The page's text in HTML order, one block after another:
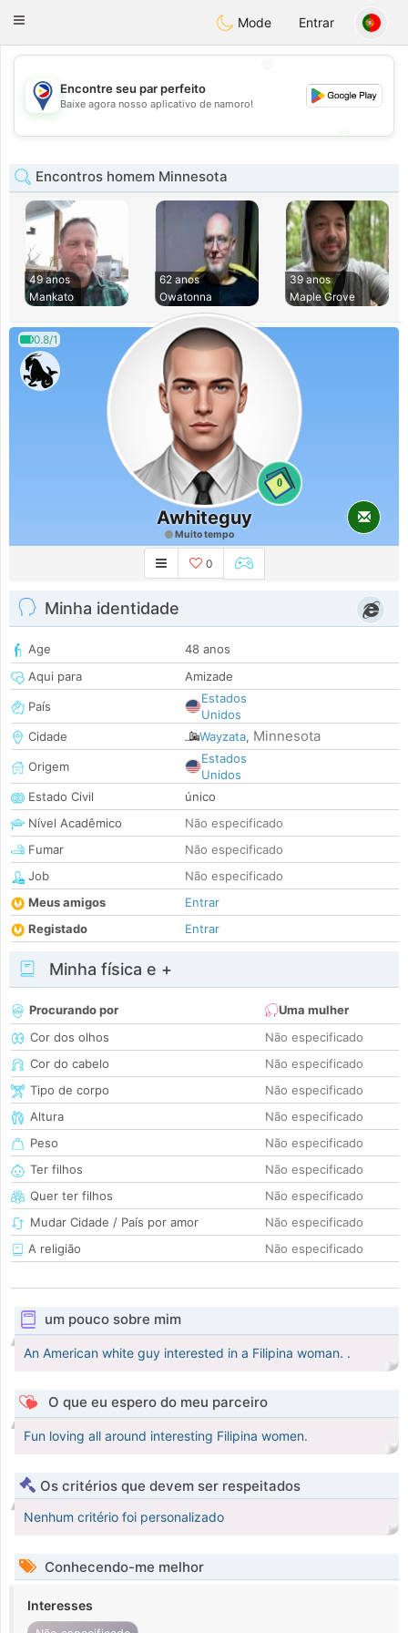
PhilippinesChat
Toggle
Mode Entrar
💖
💕
Encontre seu par perfeito
Baixe agora nosso aplicativo de namoro!
Encontros homem Minnesota
49 anos
Mankato
62 anos
Owatonna
39 anos
Maple Grove
0.8/1
0
Awhiteguy
Muito tempo
0
Minha identidade
Age
48 anos
Aqui para
Amizade
País
Estados
Unidos
Cidade
Wayzata, Minnesota
Origem
Estados
Unidos
Estado Civil
único
Nível Acadêmico
Não especificado
Fumar
Não especificado
Job
Não especificado
Meus amigos
Entrar
Registado
Entrar
Minha física e +
Procurando por
Uma mulher
Cor dos olhos
Não especificado
Cor do cabelo
Não especificado
Tipo de corpo
Não especificado
Altura
Não especificado
Peso
Não especificado
Ter filhos
Não especificado
Quer ter filhos
Não especificado
Mudar Cidade / País por amor
Não especificado
A religião
Não especificado
um pouco sobre mim
An American white guy interested in a Filipina woman. .
O que eu espero do meu parceiro
Fun loving all around interesting Filipina women.
Os critérios que devem ser respeitados
Nenhum critério foi personalizado
Conhecendo-me melhor
Interesses